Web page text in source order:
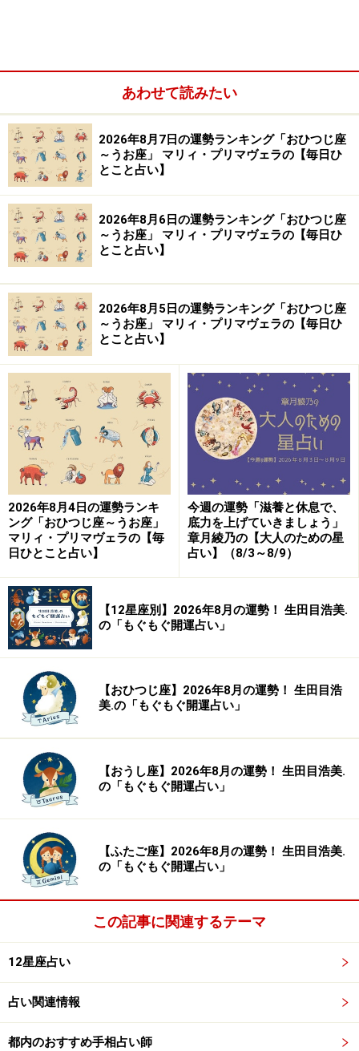
※記事内容は執筆時点のものです。最新の内容をご確認くださ
【編集部おすすめの購入サイト】
Amazonで占い関連の商品をチェック！
楽天市場で占い関連の商品をチェック！
あわせて読みたい
2026年8月7日の運勢ランキング「おひつじ座
～うお座」 マリィ・プリマヴェラの【毎日ひ
とこと占い】
2026年8月6日の運勢ランキング「おひつじ座
～うお座」 マリィ・プリマヴェラの【毎日ひ
とこと占い】
2026年8月5日の運勢ランキング「おひつじ座
～うお座」 マリィ・プリマヴェラの【毎日ひ
とこと占い】
2026年8月4日の運勢ランキ
ング「おひつじ座～うお座」
マリィ・プリマヴェラの【毎
日ひとこと占い】
今週の運勢「滋養と休息で、
底力を上げていきましょう」
章月綾乃の【大人のための星
占い】（8/3～8/9）
【12星座別】2026年8月の運勢！ 生田目浩美.
の「もぐもぐ開運占い」
【おひつじ座】2026年8月の運勢！ 生田目浩
美.の「もぐもぐ開運占い」
【おうし座】2026年8月の運勢！ 生田目浩美.
の「もぐもぐ開運占い」
【ふたご座】2026年8月の運勢！ 生田目浩美.
の「もぐもぐ開運占い」
この記事に関連するテーマ
12星座占い
占い関連情報
都内のおすすめ手相占い師